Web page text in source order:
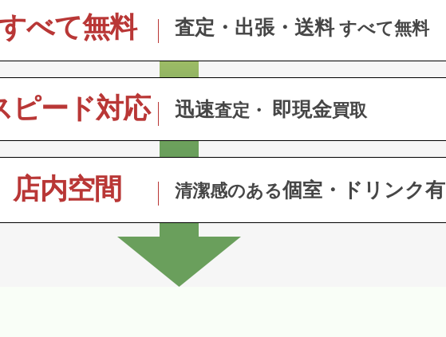
べて無料 査定・出張・送料 すべて無料
ピード対応 迅速査定・ 即現金買取
店内空間 清潔感のある個室・ ドリンク有